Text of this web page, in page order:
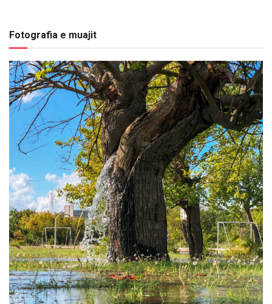
Fotografia e muajit